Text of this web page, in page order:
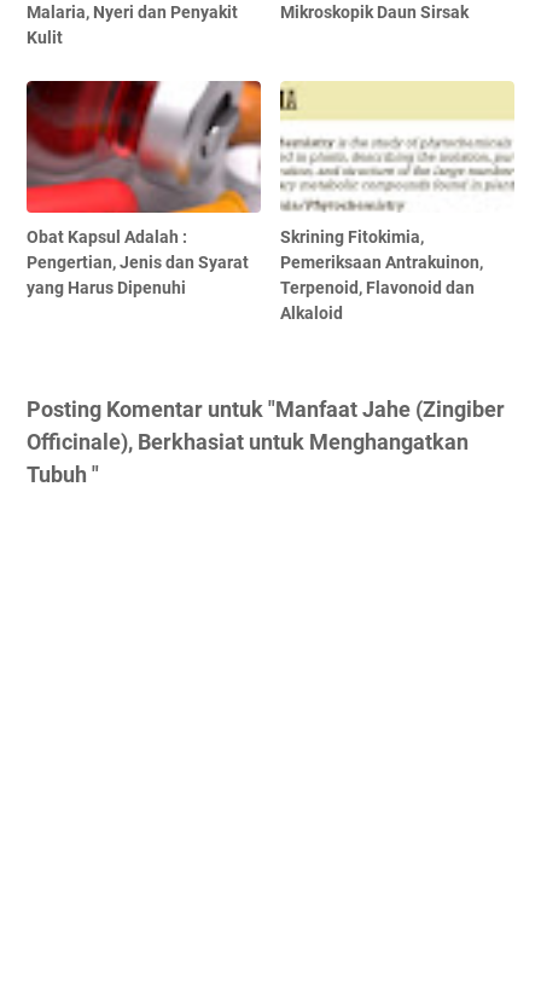
Malaria, Nyeri dan Penyakit
Kulit
Mikroskopik Daun Sirsak
Obat Kapsul Adalah :
Pengertian, Jenis dan Syarat
yang Harus Dipenuhi
Skrining Fitokimia,
Pemeriksaan Antrakuinon,
Terpenoid, Flavonoid dan
Alkaloid
Posting Komentar untuk "Manfaat Jahe (Zingiber
Officinale), Berkhasiat untuk Menghangatkan
Tubuh "